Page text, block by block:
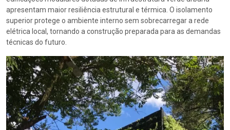
apresentam maior resiliência estrutural e térmica. O isolamento
superior protege o ambiente interno sem sobrecarregar a rede
elétrica local, tornando a construção preparada para as demandas
técnicas do futuro.